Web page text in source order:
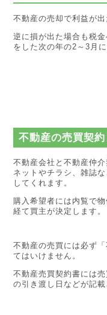
不動産の売却で利益が
逆に損が出た場合も税
をした次の年の2～3月
不動産の売買契
不動産会社と不動産仲
ネットやチラシ、雑誌
してくれます。
購入希望者には内覧で
経て買主が決定します。
不動産の売買には必ず
てはいけません。
不動産売買契約書には
の引き渡し日などが記載